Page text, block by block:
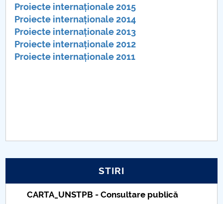
Români de pretutindeni - ADMITERE
Senat
Relații Publice
PNRR
Proiecte internaționale 2015
Proiecte internaționale 2014
Proiecte internaționale 2013
Proiecte internaționale 2012
Proiecte internaționale 2011
STIRI
CARTA_UNSTPB - Consultare publică